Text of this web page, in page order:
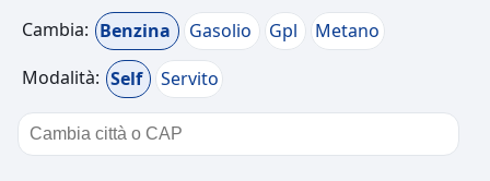
Cambia: Benzina Gasolio Gpl
Metano
Modalità: Self Servito